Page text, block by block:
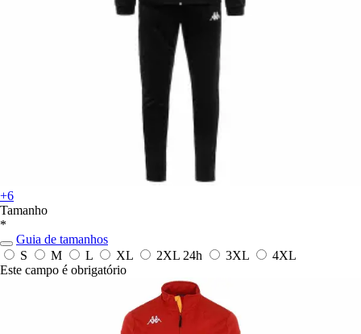
+6
Tamanho
*
Guia de tamanhos
S
M L XL 2XL 24h 3XL
4XL
Este campo é obrigatório